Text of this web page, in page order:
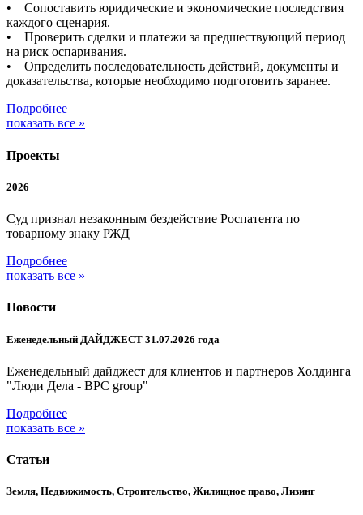
• Сопоставить юридические и экономические последствия
каждого сценария.
• Проверить сделки и платежи за предшествующий период
на риск оспаривания.
• Определить последовательность действий, документы и
доказательства, которые необходимо подготовить заранее.
Подробнее
показать все »
Проекты
2026
Суд признал незаконным бездействие Роспатента по
товарному знаку РЖД
Подробнее
показать все »
Новости
Еженедельный ДАЙДЖЕСТ 31.07.2026 года
Еженедельный дайджест для клиентов и партнеров Холдинга
"Люди Дела - BPC group"
Подробнее
показать все »
Статьи
Земля, Недвижимость, Строительство, Жилищное право, Лизинг